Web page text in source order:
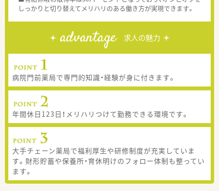
しっかりと切り替えてメリハリのある働き方が実現できます。
advantage 求人の魅力
病院門前薬局で専門的知識・経験が身に付きます。
年間休日123日！メリハリつけて勤務できる環境です。
大手チェーン薬局で福利厚生や研修制度が充実していま
す。財形貯蓄や保養所・育休明けのフォロー体制も整ってい
ます。